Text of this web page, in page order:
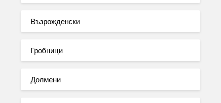
Възрожденски
Гробници
Долмени